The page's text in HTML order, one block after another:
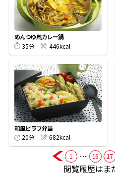
商品情報一覧
おすすめサイト
新鮮一番
氷熟®︎
めんつゆ風カレー鍋
35分
446kcal
和風ピラフ弁当
20分
682kcal
1 … 16 17
閲覧履歴はま